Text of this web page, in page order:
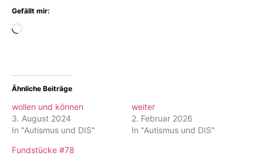
Gefällt mir:
Wird
Ähnliche Beiträge
wollen und können
3. August 2024
In "Autismus und DIS"
weiter
2. Februar 2026
In "Autismus und DIS"
Fundstücke #78